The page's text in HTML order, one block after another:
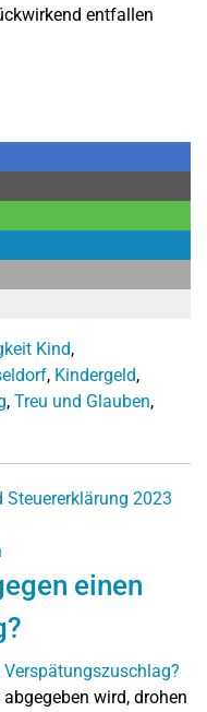
entfallen
Kind,
, Kindergeld,
, Treu und Glauben,
Steuererklärung 2023
einen
wird, drohen